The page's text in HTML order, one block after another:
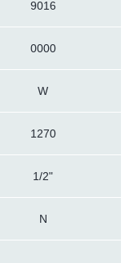
9016
0000
W
1270
1/2"
N